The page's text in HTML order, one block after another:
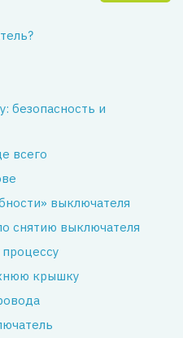
безопасность и
всего
выключателя
снятию выключателя
крышку